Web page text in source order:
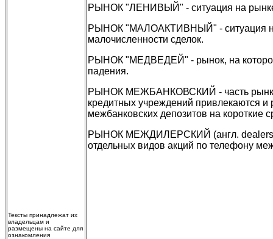
Тексты принадлежат их
владельцам и
размещены на сайте для
ознакомления
РЫНОК "ЛЕНИВЫЙ" - ситуация на рынке,
РЫНОК "МАЛОАКТИВНЫЙ" - ситуация на
малочисленности сделок.
РЫНОК "МЕДВЕДЕЙ" - рынок, на
падения.
РЫНОК МЕЖБАНКОВСКИЙ - часть рынка
кредитных учреждений привлекаются
межбанковских депозитов на короткие
РЫНОК МЕЖДИЛЕРСКИЙ (англ. dealers
отдельных видов акций по телефону